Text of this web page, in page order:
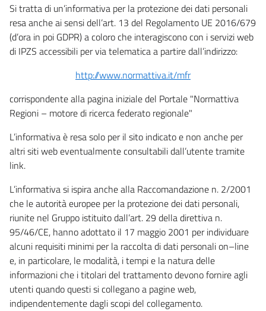
Si tratta di un’informativa per la protezione dei dati personali
resa anche ai sensi dell’art. 13 del Regolamento UE 2016/679
(d’ora in poi GDPR) a coloro che interagiscono con i servizi web
di IPZS accessibili per via telematica a partire dall’indirizzo:
http://www.normattiva.it/mfr
corrispondente alla pagina iniziale del Portale "Normattiva
Regioni – motore di ricerca federato regionale"
L’informativa è resa solo per il sito indicato e non anche per
altri siti web eventualmente consultabili dall’utente tramite
link.
L’informativa si ispira anche alla Raccomandazione n. 2/2001
che le autorità europee per la protezione dei dati personali,
riunite nel Gruppo istituito dall’art. 29 della direttiva n.
95/46/CE, hanno adottato il 17 maggio 2001 per individuare
alcuni requisiti minimi per la raccolta di dati personali on–line
e, in particolare, le modalità, i tempi e la natura delle
informazioni che i titolari del trattamento devono fornire agli
utenti quando questi si collegano a pagine web,
indipendentemente dagli scopi del collegamento.